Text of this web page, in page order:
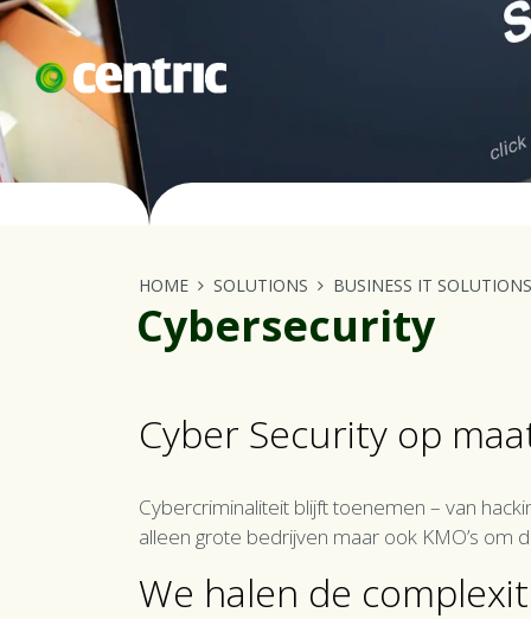
Skip to Content
HOME SOLUTIONS BUSINESS IT SOLUTIONS
Cybersecurity
Cyber Security op
Cybercriminaliteit blijft toenemen – van
alleen grote bedrijven maar ook KMO’s
We halen de